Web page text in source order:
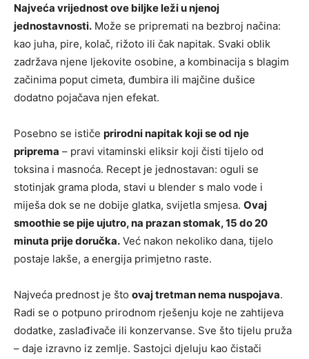
Najveća vrijednost ove biljke leži u njenoj
jednostavnosti. Može se pripremati na bezbroj načina:
kao juha, pire, kolač, rižoto ili čak napitak. Svaki oblik
zadržava njene ljekovite osobine, a kombinacija s blagim
začinima poput cimeta, đumbira ili majčine dušice
dodatno pojačava njen efekat.
Posebno se ističe prirodni napitak koji se od nje
priprema – pravi vitaminski eliksir koji čisti tijelo od
toksina i masnoća. Recept je jednostavan: oguli se
stotinjak grama ploda, stavi u blender s malo vode i
miješa dok se ne dobije glatka, svijetla smjesa. Ovaj
smoothie se pije ujutro, na prazan stomak, 15 do 20
minuta prije doručka. Već nakon nekoliko dana, tijelo
postaje lakše, a energija primjetno raste.
Najveća prednost je što ovaj tretman nema nuspojava.
Radi se o potpuno prirodnom rješenju koje ne zahtijeva
dodatke, zaslađivače ili konzervanse. Sve što tijelu pruža
– daje izravno iz zemlje. Sastojci djeluju kao čistači